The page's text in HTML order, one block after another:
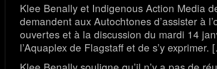
Klee Benally et Indigenous Action Media
demandent aux Autochtones d’assister à
ouvertes et à la discussion du mardi 14
l’Aquaplex de Flagstaff et de s’y exprimer.